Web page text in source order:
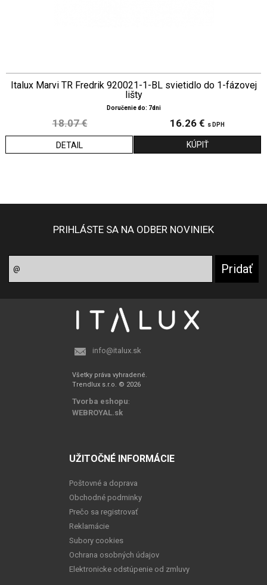
Italux Marvi TR Fredrik 920021-1-BL svietidlo do 1-fázovej
lišty
Doručenie do: 7dni
18.07 € 16.26 € s DPH
DETAIL
PRIHLÁSTE SA NA ODBER NOVINIEK
info@italux.sk
Všetky práva vyhradené.
Trendlux s.r.o. © 2026
Tvorba eshopu:
WEBROYAL.sk
UŽITOČNÉ INFORMÁCIE
Poštovné a doprava
Obchodné podminky
Prečo sa registrovať
Reklamácie
Subory cookies
Ochrana osobných údajov
Elektronicke odstúpenie od zmluvy